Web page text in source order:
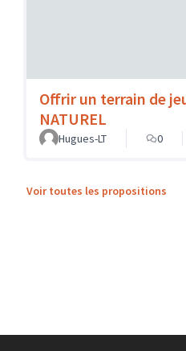
Offrir un terrain de
NATUREL
Hugues-LT 0
Voir toutes les propositions